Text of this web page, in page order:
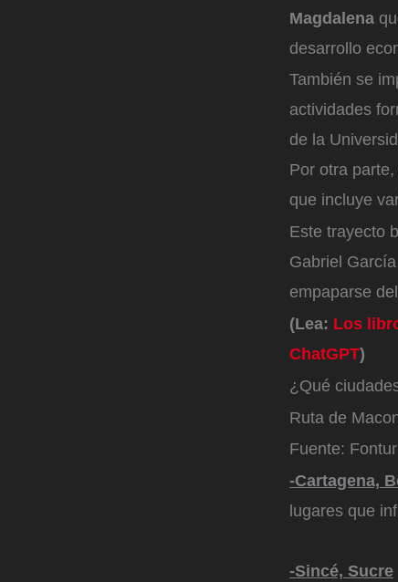
Magdalena
desarrollo
También se
actividades
de la
Por otra
que incluye
Este trayecto
Gabriel
empaparse
(Lea: Los
ChatGPT)
¿Qué
Ruta de
Fuente:
-Cartagena,
lugares que
-Sincé, Sucre